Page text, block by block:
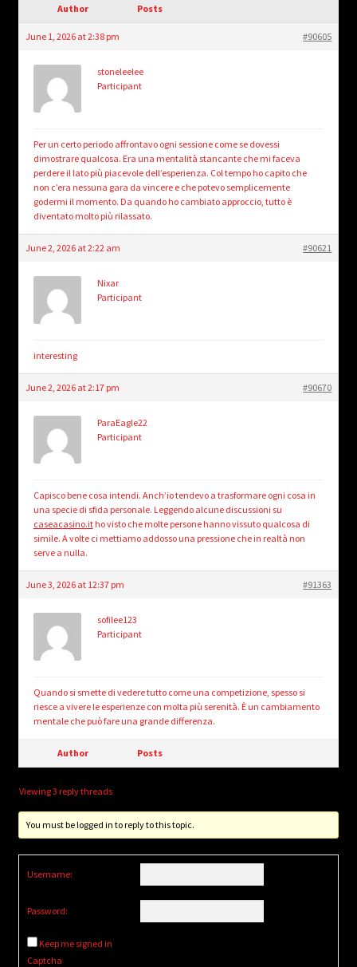
Login/Create Account
Author Posts
June 1, 2026 at 2:38 pm #90605
stoneleelee
Participant
Per un certo periodo affrontavo ogni sessione come se dovessi
dimostrare qualcosa. Era una mentalità stancante che mi faceva
perdere il lato più piacevole dell’esperienza. Col tempo ho capito che
non c’era nessuna gara da vincere e che potevo semplicemente
godermi il momento. Da quando ho cambiato approccio, tutto è
diventato molto più rilassato.
June 2, 2026 at 2:22 am #90621
Nixar
Participant
interesting
June 2, 2026 at 2:17 pm #90670
ParaEagle22
Participant
Capisco bene cosa intendi. Anch’io tendevo a trasformare ogni cosa in
una specie di sfida personale. Leggendo alcune discussioni su
caseacasino.itho visto che molte persone hanno vissuto qualcosa di
simile. A volte ci mettiamo addosso una pressione che in realtà non
serve a nulla.
June 3, 2026 at 12:37 pm #91363
sofilee123
Participant
Quando si smette di vedere tutto come una competizione, spesso si
riesce a vivere le esperienze con molta più serenità. È un cambiamento
mentale che può fare una grande differenza.
Author Posts
Viewing 3 reply threads
You must be logged in to reply to this topic.
Username:
Password:
Keep me signed in
Captcha